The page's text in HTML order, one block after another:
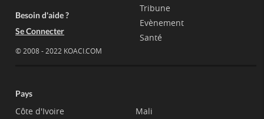
Besoin d'aide ?
Se Connecter
© 2008 - 2022 KOACI.COM
Tribune
Evènement
Santé
Pays
Côte d'Ivoire
Mali